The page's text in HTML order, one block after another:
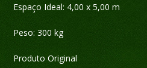
Espaço Ideal: 4,00 x 5,00 m
Peso: 300 kg
Produto Original